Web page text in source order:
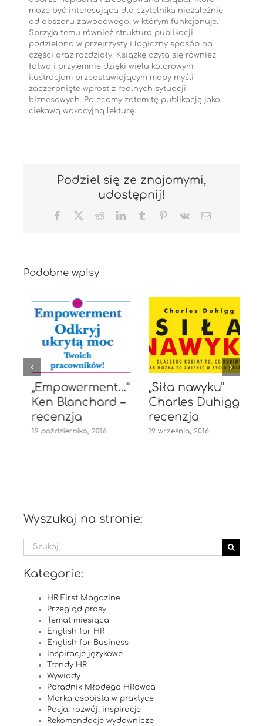
może być interesująca dla czytelnika niezależnie
od obszaru zawodowego, w którym funkcjonuje.
Sprzyja temu również struktura publikacji
podzielona w przejrzysty i logiczny sposób na
części oraz rozdziały. Książkę czyta się również
łatwo i przyjemnie dzięki wielu kolorowym
ilustracjom przedstawiającym mapy myśli
zaczerpnięte wprost z realnych sytuacji
biznesowych. Polecamy zatem tę publikację jako
ciekawą wakacyjną lekturę.
Podziel się ze znajomymi,
udostępnij!
Facebook RedditLinkedInTumblr Pinterest
Vk Email
Podobne wpisy
„Empowerment…”
Ken Blanchard –
recenzja
19 października, 2016
„Siła nawyku”
Charles Duhigg –
recenzja
19 września, 2016
Wyszukaj na stronie:
Szukaj
Kategorie:
HR First Magazine
Przegląd prasy
Temat miesiąca
English for HR
English for Business
Inspiracje językowe
Trendy HR
Wywiady
Poradnik Młodego HRowca
Marka osobista w praktyce
Pasja, rozwój, inspiracje
Rekomendacje wydawnicze